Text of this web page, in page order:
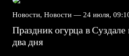
Новости, Новости — 24 июля,
Праздник огурца в Суздале
два дня